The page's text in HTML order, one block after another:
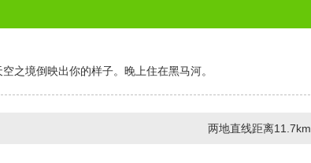
之境倒映出你的样子。晚上住在黑马河。
两地直线距离11.7km